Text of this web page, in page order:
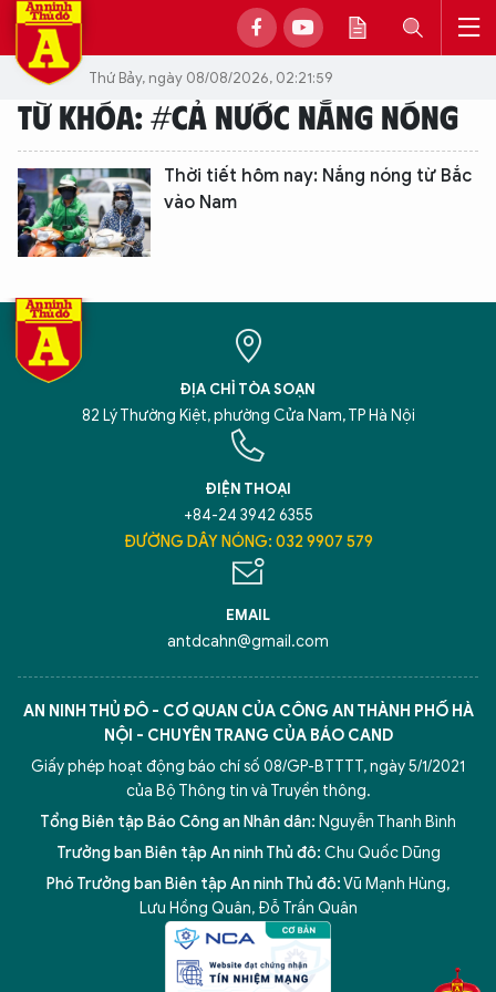
Thứ Bảy, ngày 08/08/2026, 02:21:59
TỪ KHÓA: #CẢ NƯỚC NẮNG NÓNG
Thời tiết hôm nay: Nắng nóng từ Bắc
vào Nam
ĐỊA CHỈ TÒA SOẠN
82 Lý Thường Kiệt, phường Cửa Nam, TP Hà Nội
ĐIỆN THOẠI
+84-24 3942 6355
ĐƯỜNG DÂY NÓNG: 032 9907 579
EMAIL
antdcahn@gmail.com
AN NINH THỦ ĐÔ - CƠ QUAN CỦA CÔNG AN THÀNH PHỐ HÀ
NỘI - CHUYÊN TRANG CỦA BÁO CAND
Giấy phép hoạt động báo chí số 08/GP-BTTTT, ngày 5/1/2021
của Bộ Thông tin và Truyền thông.
Tổng Biên tập Báo Công an Nhân dân: Nguyễn Thanh Bình
Trưởng ban Biên tập An ninh Thủ đô: Chu Quốc Dũng
Phó Trưởng ban Biên tập An ninh Thủ đô:Vũ Mạnh Hùng,
Lưu Hồng Quân, Đỗ Trần Quân
TÔI LÀ CHATBOT CỦA
Hãy hỏi tôi bất kỳ điều gì bạn cần biết về
An Ninh Thủ Đô nhé. Tôi sẵn sàng hỗ trợ!
5 điểm nghẽn của Hà Nội giải pháp xử lý điểm nghẽn của